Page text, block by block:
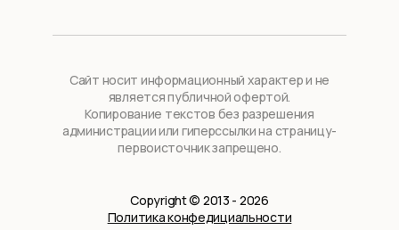
Сайт носит информационный характер и не
является публичной офертой.
Копирование текстов без разрешения
администрации или гиперссылки на страницу-
первоисточник запрещено.
Copyright © 2013 - 2026
Политика конфедициальности